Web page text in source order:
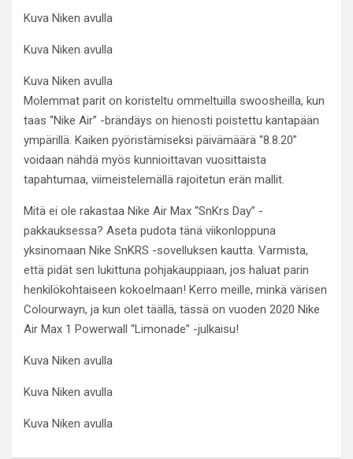
Kuva Niken avulla
Kuva Niken avulla
Kuva Niken avulla
Molemmat parit on koristeltu ommeltuilla swoosheilla, kun
taas “Nike Air” -brändäys on hienosti poistettu kantapään
ympärillä. Kaiken pyöristämiseksi päivämäärä “8.8.20”
voidaan nähdä myös kunnioittavan vuosittaista
tapahtumaa, viimeistelemällä rajoitetun erän mallit.
Mitä ei ole rakastaa Nike Air Max “SnKrs Day” -
pakkauksessa? Aseta pudota tänä viikonloppuna
yksinomaan Nike SnKRS -sovelluksen kautta. Varmista,
että pidät sen lukittuna pohjakauppiaan, jos haluat parin
henkilökohtaiseen kokoelmaan! Kerro meille, minkä värisen
Colourwayn, ja kun olet täällä, tässä on vuoden 2020 Nike
Air Max 1 Powerwall “Limonade” -julkaisu!
Kuva Niken avulla
Kuva Niken avulla
Kuva Niken avulla